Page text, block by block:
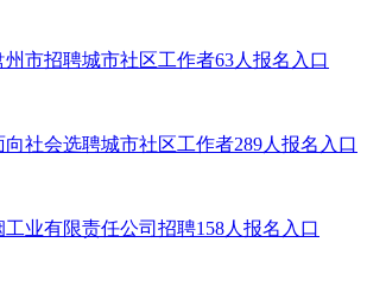
州市招聘城市社区工作者63人报名入口
向社会选聘城市社区工作者289人报名入口
工业有限责任公司招聘158人报名入口